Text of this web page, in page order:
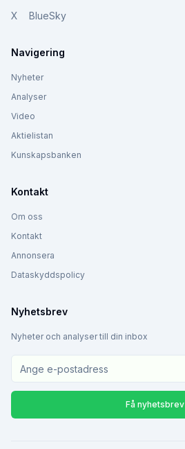
X BlueSky
Navigering
Nyheter
Analyser
Video
Aktielistan
Kunskapsbanken
Kontakt
Om oss
Kontakt
Annonsera
Dataskyddspolicy
Nyhetsbrev
Nyheter och analyser till din inbox
Få nyhetsbrev